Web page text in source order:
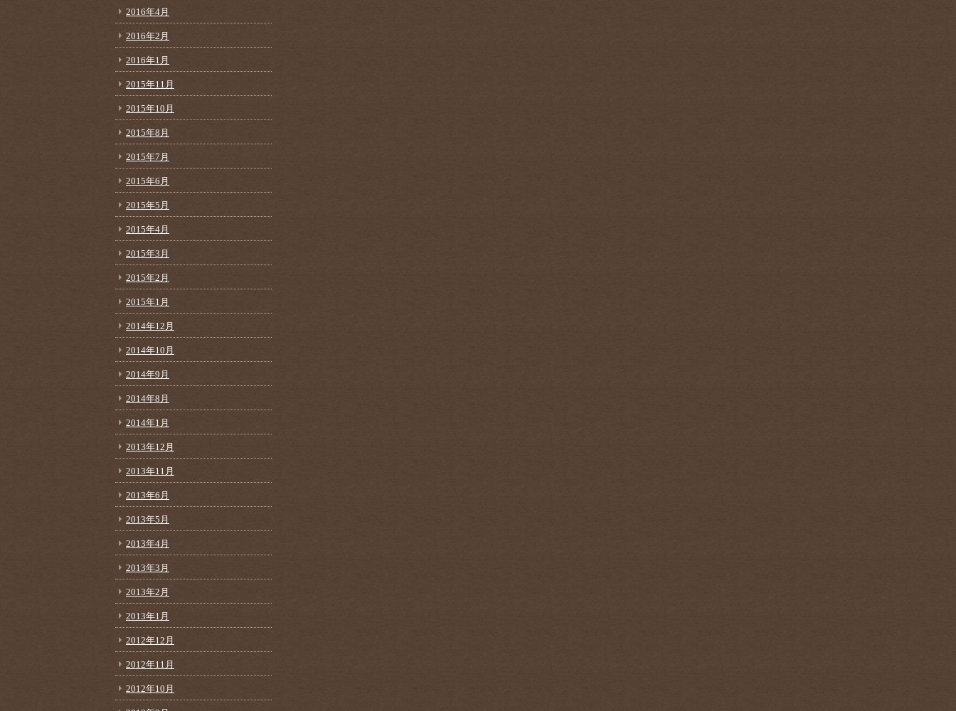
2016年4月
2016年2月
2016年1月
2015年11月
2015年10月
2015年8月
2015年7月
2015年6月
2015年5月
2015年4月
2015年3月
2015年2月
2015年1月
2014年12月
2014年10月
2014年9月
2014年8月
2014年1月
2013年12月
2013年11月
2013年6月
2013年5月
2013年4月
2013年3月
2013年2月
2013年1月
2012年12月
2012年11月
2012年10月